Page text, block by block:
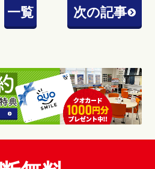
一覧 次の記事